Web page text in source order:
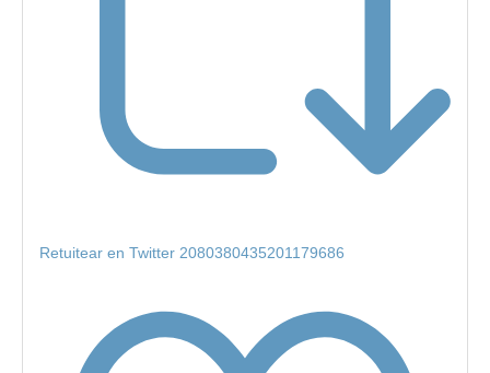
Retuitear en Twitter 2080380435201179686